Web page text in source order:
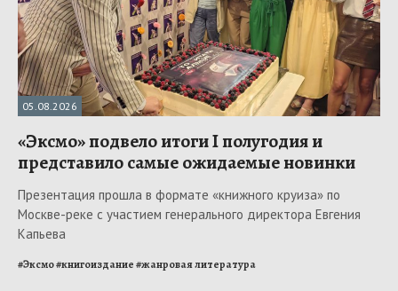
05.08.2026
«Эксмо» подвело итоги I полугодия и
представило самые ожидаемые новинки
Презентация прошла в формате «книжного круиза» по
Москве-реке с участием генерального директора Евгения
Капьева
#Эксмо#книгоиздание#жанровая литература